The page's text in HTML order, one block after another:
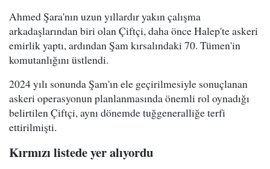
Ahmed Şara'nın uzun yıllardır yakın çalışma
arkadaşlarından biri olan Çiftçi, daha önce Halep'te askeri
emirlik yaptı, ardından Şam kırsalındaki 70. Tümen'in
komutanlığını üstlendi.
2024 yılı sonunda Şam'ın ele geçirilmesiyle sonuçlanan
askeri operasyonun planlanmasında önemli rol oynadığı
belirtilen Çiftçi, aynı dönemde tuğgeneralliğe terfi
ettirilmişti.
Kırmızı listede yer alıyordu